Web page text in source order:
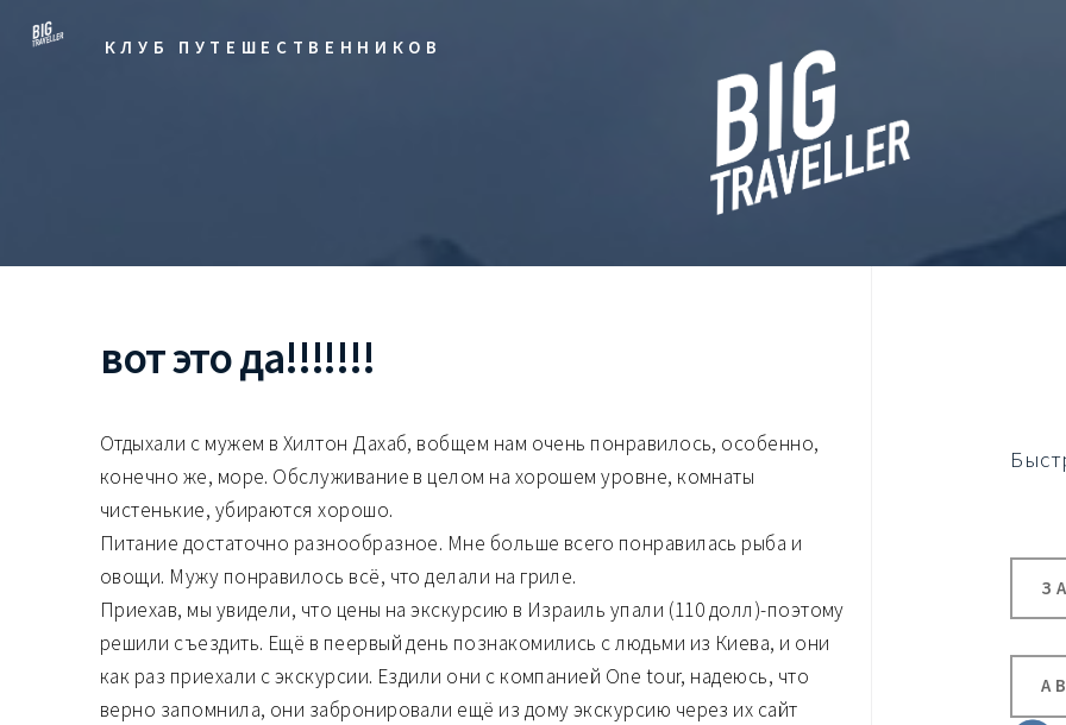
КЛУБ ПУТЕШЕСТВЕННИКОВ
вот это да!!!!!!!
Отдыхали с мужем в Хилтон Дахаб, вобщем нам очень понравилось, особенно,
конечно же, море. Обслуживание в целом на хорошем уровне, комнаты
чистенькие, убираются хорошо.
Питание достаточно разнообразное. Мне больше всего понравилась рыба и
овощи. Мужу понравилось всё, что делали на гриле.
Приехав, мы увидели, что цены на экскурсию в Израиль упали (110 долл)-поэтому
решили съездить. Ещё в пеервый день познакомились с людьми из Киева, и они
как раз приехали с экскурсии. Ездили они с компанией One tour, надеюсь, что
верно запомнила, они забронировали ещё из дому экскурсию через их сайт